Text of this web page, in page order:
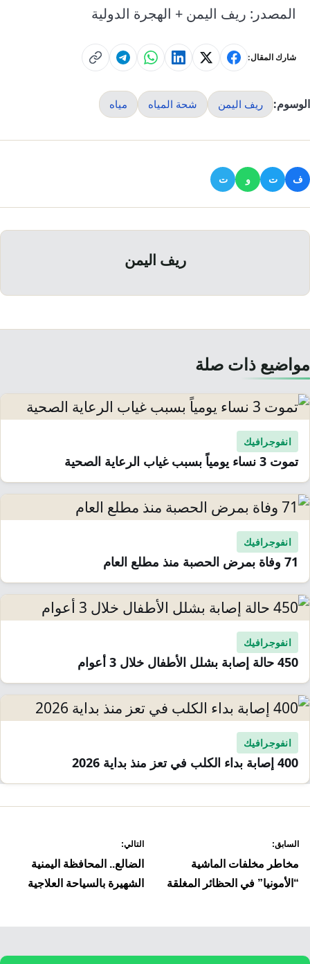
المصدر: ريف اليمن + الهجرة الدولية
شارك المقال:
الوسوم: ريف اليمن شحة المياه مياه
ف ت و ت
ريف اليمن
مواضيع ذات صلة
انفوجرافيك
تموت 3 نساء يومياً بسبب غياب الرعاية الصحية
انفوجرافيك
71 وفاة بمرض الحصبة منذ مطلع العام
انفوجرافيك
450 حالة إصابة بشلل الأطفال خلال 3 أعوام
انفوجرافيك
400 إصابة بداء الكلب في تعز منذ بداية 2026
المقالات
السابق:
مخاطر مخلفات الماشية
“الأمونيا” في الحظائر المغلقة
التالي:
الضالع.. المحافظة اليمنية
الشهيرة بالسياحة العلاجية